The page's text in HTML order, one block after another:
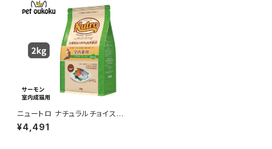
ニュートロ ナチュラルチョイス
室内猫用 アダルト サーモン 2k
g 4562358785498
¥4,491